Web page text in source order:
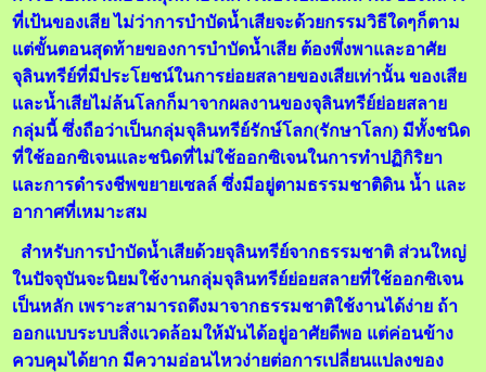
ที่เป้นของเสีย ไม่ว่าการบำบัดน้ำเสียจะด้วยกรรมวิธีใดๆก็ตาม
แต่ขั้นตอนสุดท้ายของการบำบัดน้ำเสีย ต้องพึ่งพาและอาศัย
จุลินทรีย์ที่มีประโยชน์ในการย่อยสลายของเสียเท่านั้น ของเสีย
และน้ำเสียไม่ล้นโลกก็มาจากผลงานของจุลินทรีย์ย่อยสลาย
กลุ่มนี้ ซึ่งถือว่าเป็นกลุ่มจุลินทรีย์รักษ์โลก(รักษาโลก) มีทั้งชนิด
ที่ใช้ออกซิเจนและชนิดที่ไม่ใช้ออกซิเจนในการทำปฏิกิริยา
และการดำรงชีพขยายเซลล์ ซึ่งมีอยู่ตามธรรมชาติดิน น้ำ และ
อากาศที่เหมาะสม
สำหรับการบำบัดน้ำเสียด้วยจุลินทรีย์จากธรรมชาติ ส่วนใหญ่
ในปัจจุบันจะนิยมใช้งานกลุ่มจุลินทรีย์ย่อยสลายที่ใช้ออกซิเจน
เป็นหลัก เพราะสามารถดึงมาจากธรรมชาติใช้งานได้ง่าย ถ้า
ออกแบบระบบสิ่งแวดล้อมให้มันได้อยู่อาศัยดีพอ แต่ค่อนข้าง
ควบคุมได้ยาก มีความอ่อนไหวง่ายต่อการเปลี่ยนแปลงของ